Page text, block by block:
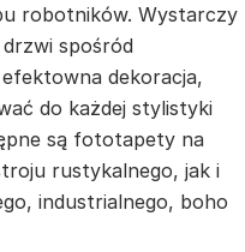
robotników. Wystarczy
spośród
dekoracja,
do każdej stylistyki
są fototapety na
rustykalnego, jak i
industrialnego, boho